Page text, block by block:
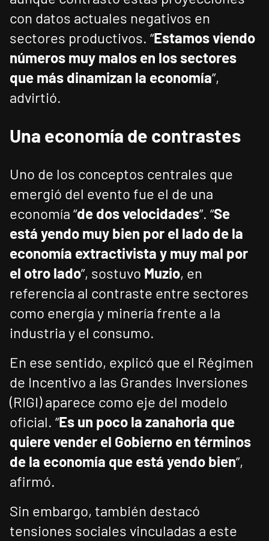
con datos actuales negativos en
sectores productivos. “Estamos viendo
números muy malos en los sectores
que más dinamizan la economía”,
advirtió.
Una economía de contrastes
Uno de los conceptos centrales que
emergió del evento fue el de una
economía “de dos velocidades”. “Se
está yendo muy bien por el lado de la
economía extractivista y muy mal por
el otro lado”, sostuvo Muzio, en
referencia al contraste entre sectores
como energía y minería frente a la
industria y el consumo.
En ese sentido, explicó que el Régimen
de Incentivo a las Grandes Inversiones
(RIGI) aparece como eje del modelo
oficial. “Es un poco la zanahoria que
quiere vender el Gobierno en términos
de la economía que está yendo bien”,
afirmó.
Sin embargo, también destacó
tensiones sociales vinculadas a este